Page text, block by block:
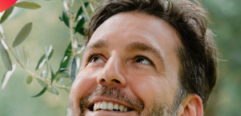
cas un coeur qui ravira les plus